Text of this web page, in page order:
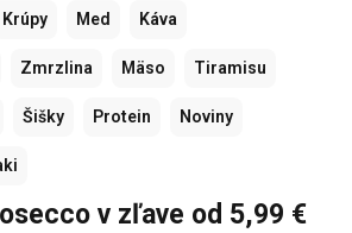
Krúpy Med Káva
Zmrzlina Mäso Tiramisu
Šišky Protein Noviny
v zľave od 5,99 €